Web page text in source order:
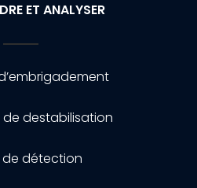
ET ANALYSER
de destabilisation
de détection